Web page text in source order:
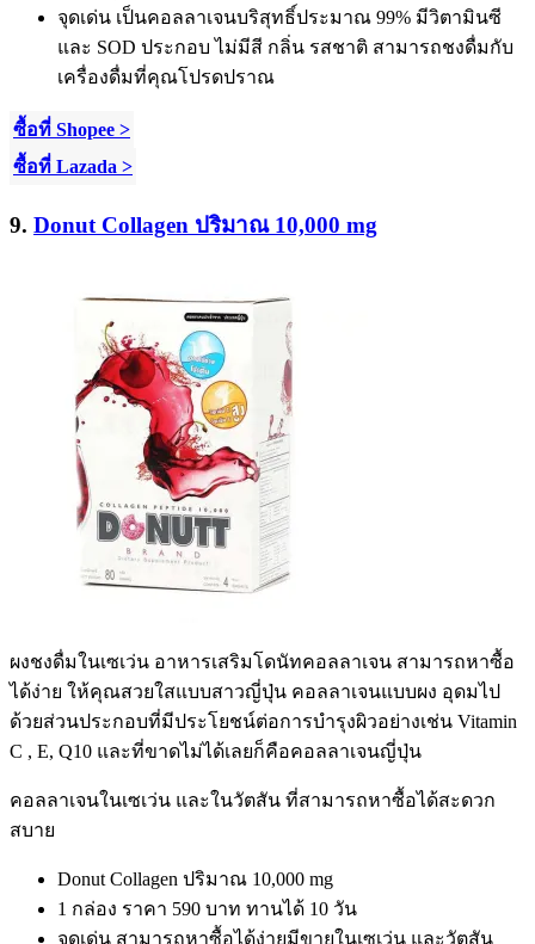
จุดเด่น เป็นคอลลาเจนบริสุทธิ์ประมาณ 99% มีวิตามินซี
และ SOD ประกอบ ไม่มีสี กลิ่น รสชาติ สามารถชงดื่มกับ
เครื่องดื่มที่คุณโปรดปราณ
ซื้อที่ Shopee >
ซื้อที่ Lazada >
9. Donut Collagen ปริมาณ 10,000 mg
ผงชงดื่มในเซเว่น อาหารเสริมโดนัทคอลลาเจน สามารถหาซื้อ
ได้ง่าย ให้คุณสวยใสแบบสาวญี่ปุ่น คอลลาเจนแบบผง อุดมไป
ด้วยส่วนประกอบที่มีประโยชน์ต่อการบำรุงผิวอย่างเช่น Vitamin
C , E, Q10 และที่ขาดไม่ได้เลยก็คือคอลลาเจนญี่ปุ่น
คอลลาเจนในเซเว่น และในวัตสัน ที่สามารถหาซื้อได้สะดวก
สบาย
Donut Collagen ปริมาณ 10,000 mg
1 กล่อง ราคา 590 บาท ทานได้ 10 วัน
จุดเด่น สามารถหาซื้อได้ง่ายมีขายในเซเว่น และวัตสัน